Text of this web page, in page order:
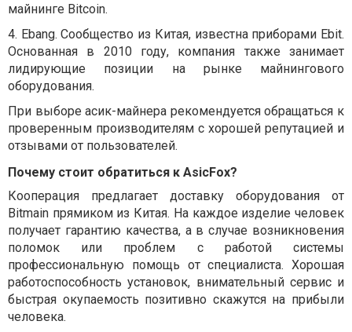
майнинге Bitcoin.
4. Ebang. Сообщество из Китая, известна приборами Ebit.
Основанная в 2010 году, компания также занимает
лидирующие позиции на рынке майнингового
оборудования.
При выборе асик-майнера рекомендуется обращаться к
проверенным производителям с хорошей репутацией и
отзывами от пользователей.
Почему стоит обратиться к AsicFox?
Кооперация предлагает доставку оборудования от
Bitmain прямиком из Китая. На каждое изделие человек
получает гарантию качества, а в случае возникновения
поломок или проблем с работой системы
профессиональную помощь от специалиста. Хорошая
работоспособность установок, внимательный сервис и
быстрая окупаемость позитивно скажутся на прибыли
человека.